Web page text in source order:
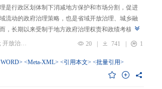
是行政区划体制下消减地方保护和市场分割，促进
流动的政府治理策略，也是省域开放治理、城乡融
，长期以来受制于地方政府治理权责和政绩考核的
性发展博弈中日渐固化的地方利益，毗邻省际协作
设全国统一大市场的政策导向，为毗邻省际协作治
探析其路径策略是构建新发展格局的内在要求和重
关键词：省际协作治理; 开放治理; 行政区划; 统一大市场; 新发展格局 20 | 741 | 1
<Meta-XML> <引用本文> <批量引用>